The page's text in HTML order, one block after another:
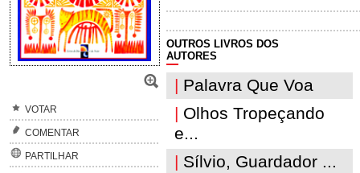
VOTAR
COMENTAR
PARTILHAR
OUTROS LIVROS DOS
AUTORES
| Palavra Que Voa
| Olhos Tropeçando
e...
| Sílvio, Guardador ...